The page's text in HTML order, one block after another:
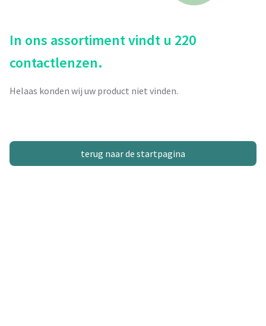
In ons assortiment vindt u 220
contactlenzen.
Helaas konden wij uw product niet vinden.
terug naar de startpagina